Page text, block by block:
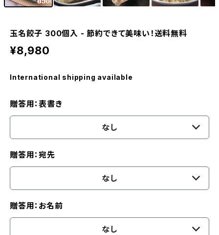
玉名餃子 300個入 - 節約できて美味い！送料無料
¥8,980
International shipping available
贈答用：表書き
なし
贈答用：宛先
なし
贈答用：お名前
なし